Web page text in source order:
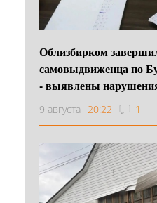
Облизбирком
самовыдвиженца по
- выявлены
9 августа 20:22 1